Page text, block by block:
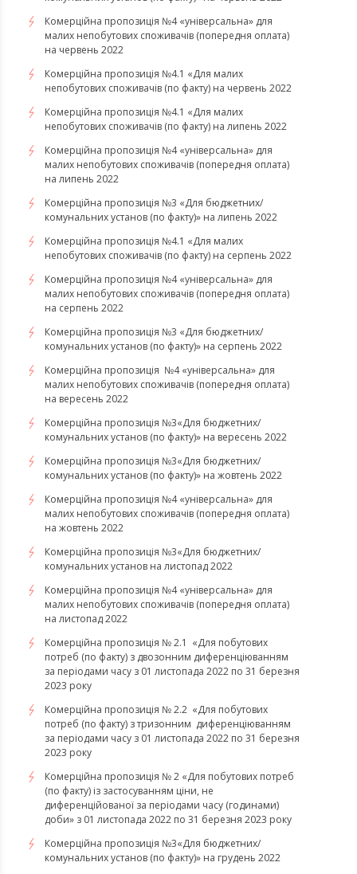
Комерційна пропозиція №4 «універсальна» для
малих непобутових споживачів (попередня оплата)
на червень 2022
Комерційна пропозиція №4.1 «Для малих
непобутових споживачів (по факту) на червень 2022
Комерційна пропозиція №4.1 «Для малих
непобутових споживачів (по факту) на липень 2022
Комерційна пропозиція №4 «універсальна» для
малих непобутових споживачів (попередня оплата)
на липень 2022
Комерційна пропозиція №3 «Для бюджетних/
комунальних установ (по факту)» на липень 2022
Комерційна пропозиція №4.1 «Для малих
непобутових споживачів (по факту) на серпень 2022
Комерційна пропозиція №4 «універсальна» для
малих непобутових споживачів (попередня оплата)
на серпень 2022
Комерційна пропозиція №3 «Для бюджетних/
комунальних установ (по факту)» на серпень 2022
Комерційна пропозиція №4 «універсальна» для
малих непобутових споживачів (попередня оплата)
на вересень 2022
Комерційна пропозиція №3«Для бюджетних/
комунальних установ (по факту)» на вересень 2022
Комерційна пропозиція №3«Для бюджетних/
комунальних установ (по факту)» на жовтень 2022
Комерційна пропозиція №4 «універсальна» для
малих непобутових споживачів (попередня оплата)
на жовтень 2022
Комерційна пропозиція №3«Для бюджетних/
комунальних установ на листопад 2022
Комерційна пропозиція №4 «універсальна» для
малих непобутових споживачів (попередня оплата)
на листопад 2022
Комерційна пропозиція № 2.1 «Для побутових
потреб (по факту) з двозонним диференціюванням
за періодами часу з 01 листопада 2022 по 31 березня
2023 року
Комерційна пропозиція № 2.2 «Для побутових
потреб (по факту) з тризонним диференціюванням
за періодами часу з 01 листопада 2022 по 31 березня
2023 року
Комерційна пропозиція № 2 «Для побутових потреб
(по факту) із застосуванням ціни, не
диференційованої за періодами часу (годинами)
доби» з 01 листопада 2022 по 31 березня 2023 року
Комерційна пропозиція №3«Для бюджетних/
комунальних установ (по факту)» на грудень 2022